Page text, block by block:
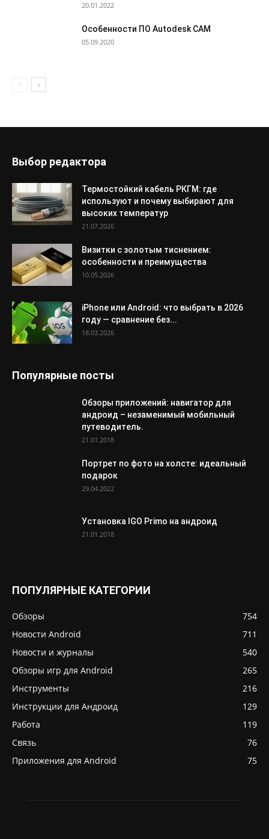
20.01.2022
Особенности ПО Autodesk CAM
05.09.2020
Выбор редактора
Термостойкий кабель РКГМ: где
используют и почему выбирают для
высоких температур
21.07.2026
Визитки с золотым тиснением:
особенности и преимущества
10.05.2026
iPhone или Android: что выбрать в 2026
году — сравнение без...
18.03.2026
Популярные посты
Обзоры приложений: навигатор для
андроид – незаменимый мобильный
путеводитель.
21.01.2018
Портрет по фото на холсте: идеальный
подарок
29.04.2022
Установка IGO Primo на андроид
21.01.2018
ПОПУЛЯРНЫЕ КАТЕГОРИИ
Обзоры
754
Новости Android
711
Новости и журналы
540
Обзоры игр для Android
265
Инструменты
216
Инструкции для Андроид
129
Работа
119
Связь
76
Приложения для Android
75